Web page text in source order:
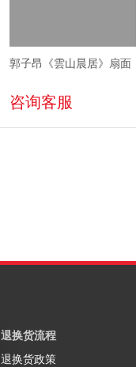
郭子昂《雲山晨居》扇面
咨询客服
退换货流程
退换货政策